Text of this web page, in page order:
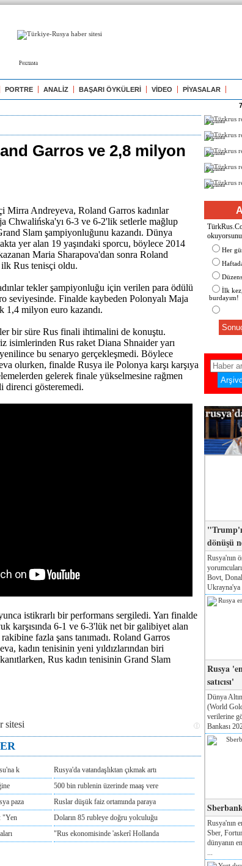
Реклама
PORTRE ANALİZ BAŞARI ÖYKÜLERİ VİDEO PİYASALAR
Garros ve 2,8 milyon
Mirra Andreyeva, Roland Garros kadınlar
Chwalińska'yı 6-3 ve 6-2'lik setlerle mağlup
Slam şampiyonluğunu kazandı. Dünya
yer alan 19 yaşındaki sporcu, böylece 2014
Maria Sharapova'dan sonra Roland
Rus tenisçi oldu.
tekler şampiyonluğu için verilen para ödülü
seviyesinde. Finalde kaybeden Polonyalı Maja
1,4 milyon euro kazandı.
bir süre Rus finali ihtimalini de konuştu.
isimlerinden Rus raket Diana Shnaider yarı
bu senaryo gerçekleşmedi. Böylece
olurken, finalde Rusya ile Polonya karşı karşıya
gelerek finale yükselmesine rağmen
direnci gösteremedi.
istikrarlı bir performans sergiledi. Yarı finalde
karşısında 6-1 ve 6-3'lük net bir galibiyet alan
fazla şans tanımadı. Roland Garros
kadın tenisinin yeni yıldızlarından biri
Rus kadın tenisinin Grand Slam
k
Rusya'da vatandaşlıktan çıkmak artı
500 bin rublenin üzerinde maaş vere
paza
Ruslar düşük faiz ortamında paraya
"Yen
Doların 85 rubleye doğru yolculuğu
"Rus ekonomisinde 'askerî Hollanda
Реклама
Реклама
Реклама
Реклама
Реклама
Her
İlk
burdayım!
dönüşü
Rusya'nın
Bovt,
Ukrayna'ya
Rusya
satıcısı'
Dünya
(World
verilerine
Bankası
Rusya'nın
Sber,
dünyanın
...